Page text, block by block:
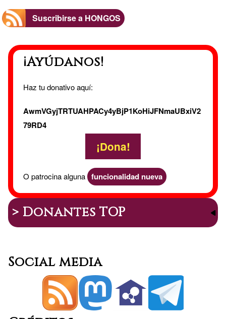
Suscribirse a HONGOS
¡Ayúdanos!
Haz tu donativo aquí:
AwmVGyjTRTUAHPACy4yBjP1KoHiJFNmaUBxiV2
79RD4
¡Dona!
O patrocina alguna funcionalidad nueva
> Donantes TOP
Social media